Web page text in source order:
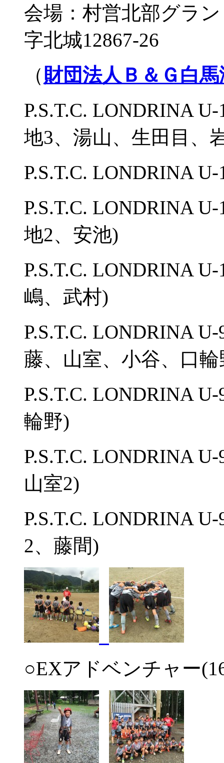
会場：村営北部グラ
字北城12867-26
（財団法人Ｂ＆Ｇ白
P.S.T.C. LONDRINA
地3、湯山、生田目、
P.S.T.C. LONDRINA
P.S.T.C. LONDRINA
地2、安池)
P.S.T.C. LONDRINA
嶋、武村)
P.S.T.C. LONDRINA
藤、山室、小谷、口輪
P.S.T.C. LONDRINA
輪野)
P.S.T.C. LONDRINA
山室2)
P.S.T.C. LONDRINA
2、藤間)
○EXアドベンチャー